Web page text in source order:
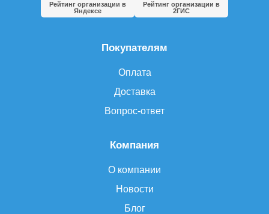
Компания
О компании
Новости
Блог
Покупателям
Оплата
Доставка
Вопрос-ответ
Рейтинг организации в
Яндексе
Рейтинг организации в
2ГИС